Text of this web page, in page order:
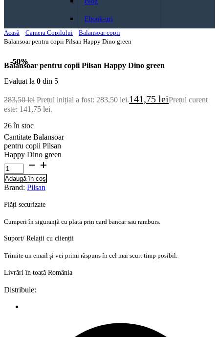
Ebook-uri
Acasă
Camera Copilului
Balansoar copii
Balansoar pentru copii Pilsan Happy Dino green
-50%
-50%
Balansoar pentru copii Pilsan Happy Dino green
Evaluat la 0 din 5
283,50lei Prețul inițial a fost: 283,50 lei.141,75 leiPrețul curent
este: 141,75 lei.
26 în stoc
Cantitate Balansoar
pentru copii Pilsan
Happy Dino green
Adaugă în coș
Brand: Pilsan
Plăți securizate
Cumperi în siguranță cu plata prin card bancar sau ramburs.
Suport/ Relații cu clienții
Trimite un email și vei primi răspuns în cel mai scurt timp posibil.
Livrări în toată România
Distribuie: